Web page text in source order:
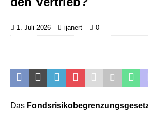
1. Juli 2026 ijanert 0
Das